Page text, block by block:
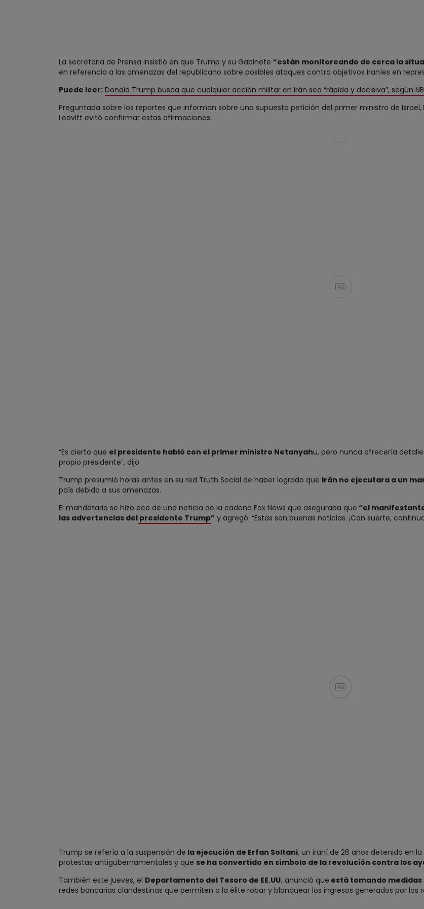
La secretaria de Prensa insistió en que Trump y su Gabinete “están monitoreando de cerca la
en referencia a las amenazas del republicano sobre posibles ataques contra objetivos iraníes en
Puede leer: Donald Trump busca que cualquier acción militar en Irán sea “rápida y decisiva”, según
Preguntada sobre los reportes que informan sobre una supuesta petición del primer ministro de Israel,
Leavitt evitó confirmar estas afirmaciones.
Ad
“Es cierto que el presidente habló con el primer ministro Netanyahu, pero nunca ofrecería
propio presidente”, dijo.
Trump presumió horas antes en su red Truth Social de haber logrado que Irán no ejecutara a un
país debido a sus amenazas.
El mandatario se hizo eco de una noticia de la cadena Fox News que aseguraba que “el
las advertencias del presidente Trump” y agregó: “Estas son buenas noticias. ¡Con suerte,
Ad
Trump se refería a la suspensión de la ejecución de Erfan Soltani, un iraní de 26 años detenido en
protestas antigubernamentales y que se ha convertido en símbolo de la revolución contra los
También este jueves, el Departamento del Tesoro de EE.UU. anunció que está tomando
redes bancarias clandestinas que permiten a la élite robar y blanquear los ingresos generados por los